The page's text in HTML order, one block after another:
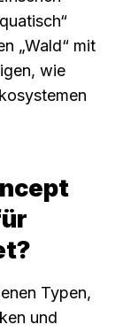
„Wald“ mit
wie
Typen,
und